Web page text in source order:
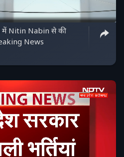
में Nitin Nabin से की
News